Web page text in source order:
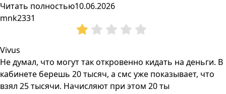
Читать полностью10.06.2026
mnk2331
Vivus
Не думал, что могут так откровенно кидать на деньги. В
кабинете берешь 20 тысяч, а смс уже показывает, что
взял 25 тысячи. Начисляют при этом 20 ты